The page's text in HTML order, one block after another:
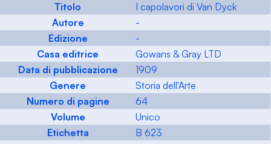
Titolo
I capolavori di Van Dyck
Autore
-
Edizione
-
Casa editrice
Gowans & Gray LTD
Data di pubblicazione
1909
Genere
Storia dell'Arte
Numero di pagine
64
Volume
Unico
Etichetta
B 623